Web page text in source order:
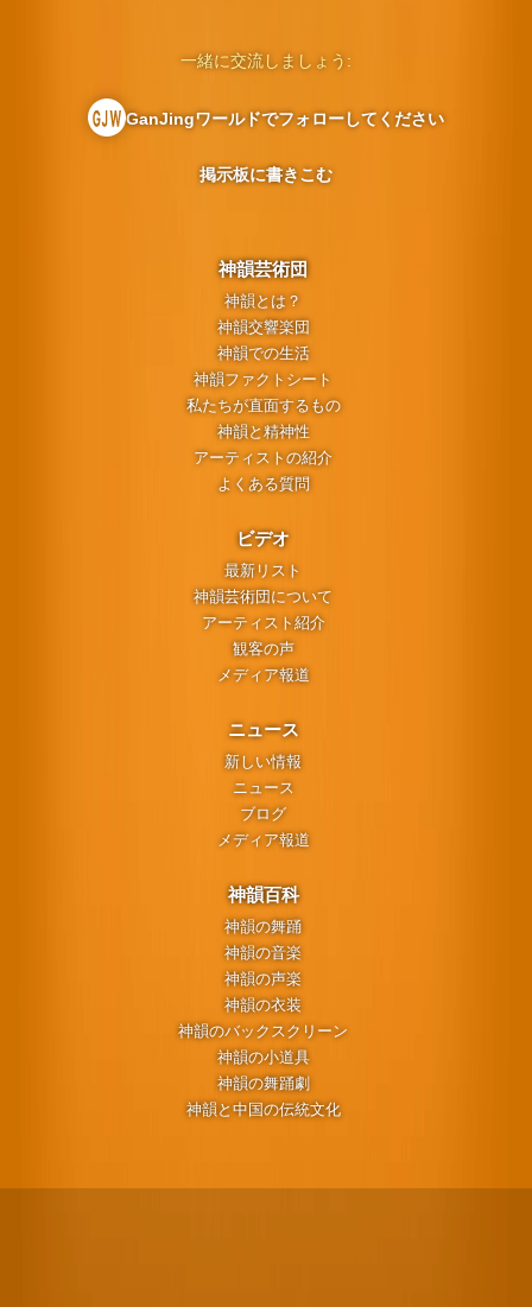
神韻芸術団
神韻とは？
神韻交響楽団
神韻での生活
神韻ファクトシート
私たちが直面するもの
神韻と精神性
アーティストの紹介
よくある質問
ビデオ
最新リスト
神韻芸術団について
アーティスト紹介
観客の声
メディア報道
ニュース
新しい情報
ニュース
ブログ
メディア報道
神韻百科
神韻の舞踊
神韻の音楽
神韻の声楽
神韻の衣装
神韻のバックスクリーン
神韻の小道具
神韻の舞踊劇
神韻と中国の伝統文化
一緒に交流しましょう:
GanJingワールドでフォローしてください
掲示板に書きこむ